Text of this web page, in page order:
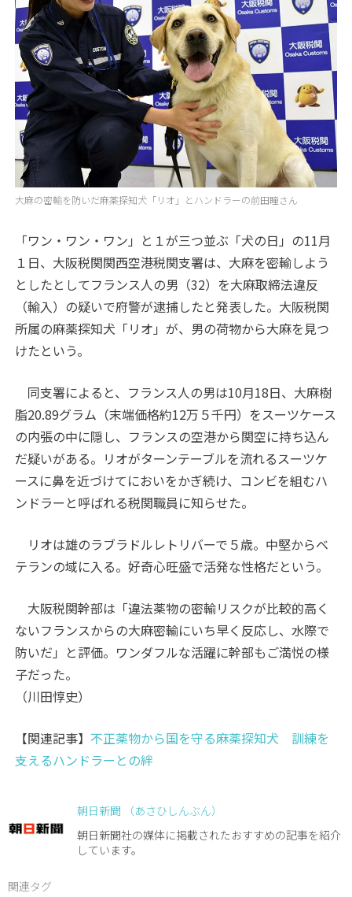
大麻の密輸を防いだ麻薬探知犬「リオ」とハンドラーの前田瞳さん
「ワン・ワン・ワン」と１が三つ並ぶ「犬の日」の11月
１日、大阪税関関西空港税関支署は、大麻を密輸しよう
としたとしてフランス人の男（32）を大麻取締法違反
（輸入）の疑いで府警が逮捕したと発表した。大阪税関
所属の麻薬探知犬「リオ」が、男の荷物から大麻を見つ
けたという。
同支署によると、フランス人の男は10月18日、大麻樹
脂20.89グラム（末端価格約12万５千円）をスーツケース
の内張の中に隠し、フランスの空港から関空に持ち込ん
だ疑いがある。リオがターンテーブルを流れるスーツケ
ースに鼻を近づけてにおいをかぎ続け、コンビを組むハ
ンドラーと呼ばれる税関職員に知らせた。
リオは雄のラブラドルレトリバーで５歳。中堅からベ
テランの域に入る。好奇心旺盛で活発な性格だという。
大阪税関幹部は「違法薬物の密輸リスクが比較的高く
ないフランスからの大麻密輸にいち早く反応し、水際で
防いだ」と評価。ワンダフルな活躍に幹部もご満悦の様
子だった。
（川田惇史）
【関連記事】 不正薬物から国を守る麻薬探知犬 訓練を
支えるハンドラーとの絆
朝日新聞 （あさひしんぶん）
朝日新聞社の媒体に掲載されたおすすめの記事を紹介
しています。
関連タグ